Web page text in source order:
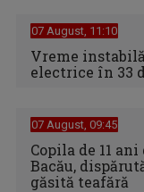
07 August, 11:10
Vreme
electrice în 33
07 August, 09:45
Copila de 11
Bacău,
găsită teafără